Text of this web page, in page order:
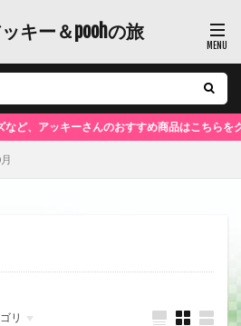
アッキーさんのおすすめ商品はこちらをクリ
リ